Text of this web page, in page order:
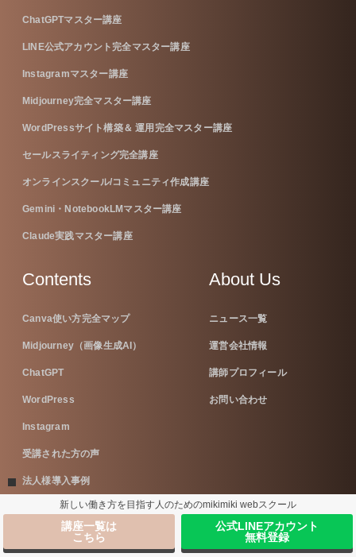
ChatGPTマスター講座
LINE公式アカウント完全マスター講座
Instagramマスター講座
Midjourney完全マスター講座
WordPressサイト構築＆ 運用完全マスター講座
セールスライティング完全講座
オンラインスクール/コミュニティ作成講座
Gemini・NotebookLMマスター講座
Claude実践マスター講座
Contents
Canva使い方完全マップ
Midjourney（画像生成AI）
ChatGPT
WordPress
Instagram
受講された方の声
法人様導入事例
最新の活動
About Us
ニュース一覧
運営会社情報
講師プロフィール
お問い合わせ
新しい働き方を目指す人のためのmikimiki webスクール
講座一覧は
こちら
公式LINEアカウント
無料登録